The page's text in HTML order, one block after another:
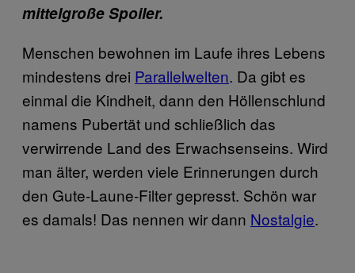
mittelgroße Spoiler.
Menschen bewohnen im Laufe ihres Lebens
mindestens drei Parallelwelten. Da gibt es
einmal die Kindheit, dann den Höllenschlund
namens Pubertät und schließlich das
verwirrende Land des Erwachsenseins. Wird
man älter, werden viele Erinnerungen durch
den Gute-Laune-Filter gepresst. Schön war
es damals! Das nennen wir dann Nostalgie.